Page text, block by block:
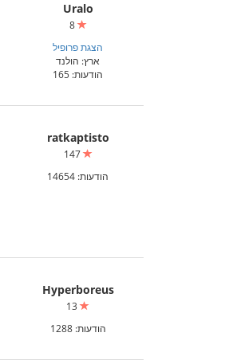
Uralo
8
הצגת פרופיל
ארץ: הולנד
הודעות: 165
ratkaptisto
147
הודעות: 14654
Hyperboreus
הודעות: 1288